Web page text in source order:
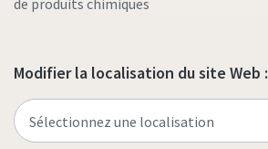
Modifier la localisation du site Web :